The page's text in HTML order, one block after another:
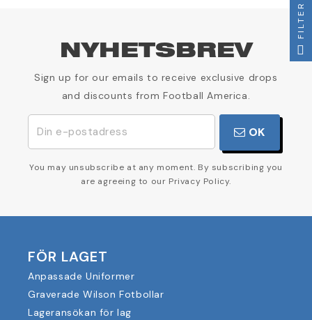
NYHETSBREV
Sign up for our emails to receive exclusive drops
and discounts from Football America.
OK
You may unsubscribe at any moment. By subscribing you
are agreeing to our Privacy Policy.
FÖR LAGET
Anpassade Uniformer
Graverade Wilson Fotbollar
Lageransökan för lag
FILTER